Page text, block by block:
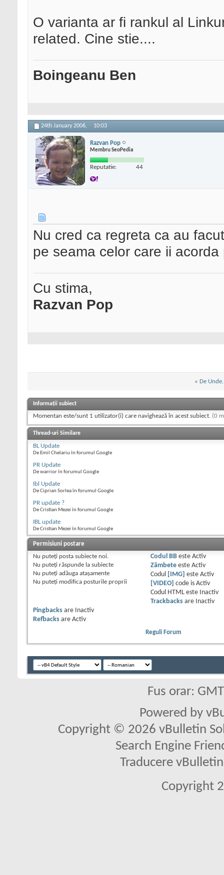
O varianta ar fi rankul al
related. Cine stie....
Boingeanu Ben
24th January 2006, 10:03
Razvan Pop
Membru SeoPedia
Reputatie: 44
Nu cred ca regreta ca au
pe seama celor care ii
Cu stima,
Razvan Pop
« De
Informații subiect
Momentan este/sunt 1 utilizator(i) care navighează în acest subiect. (0
Thread-uri Similare
BL Update
De Emil Chelariu în forumul Google
PR Update
De warrior în forumul Google
Ibl Update
De Ciprian Sorlea în forumul Google
PR update ?
De Cristian Mezei în forumul Google
IBL update
De Cristian Mezei în forumul Google
Permisiuni postare
Nu puteţi posta subiecte noi.
Nu puteţi răspunde la subiecte
Nu puteţi adăuga ataşamente
Nu puteţi modifica posturile proprii
Codul BBeste Activ
Zâmbeteeste Activ
Codul
[IMG] este Activ
[VIDEO]
code is Activ
Codul HTML este
Inactiv
Trackbacksare
Inactiv
Pingbacks are
Inactiv
Refbacks are Activ
Reguli Forum
Fus orar:
Powered by
Copyright © 2026 vBulletin
Search Engine
Traducere
Copyright